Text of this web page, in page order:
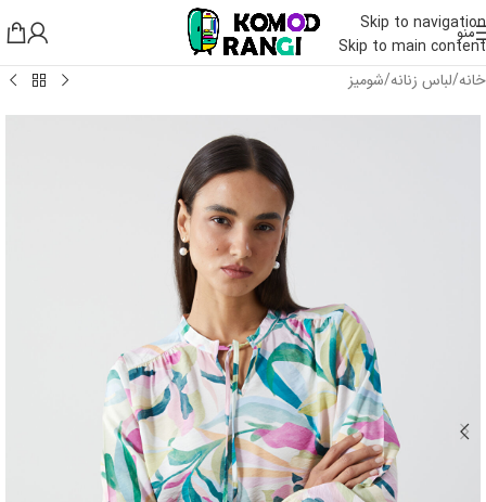
Skip to navigation
Skip to main content
منو
خانه/لباس زنانه/شومیز